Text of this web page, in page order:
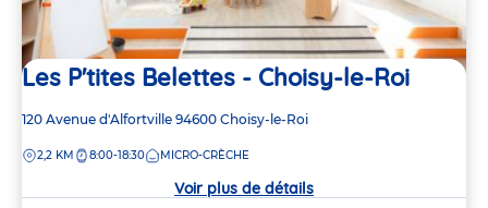
Les P'tites Belettes - Choisy-le-Roi
Adresse
la
120 Avenue d'Alfortville 94600 Choisy-le-Roi
DISTANCE
2,2 KM 8:00-18:30 MICRO-CRÈCHE
Voir plus de détails